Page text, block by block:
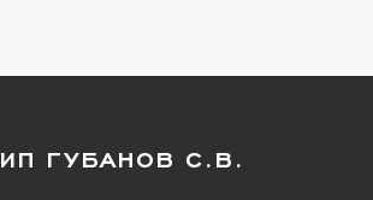
ИП ГУБАНОВ С.В.